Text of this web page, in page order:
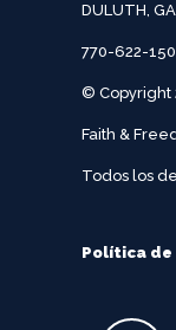
DULUTH,
770-622-
© Copyright
Faith &
Todos los
Política